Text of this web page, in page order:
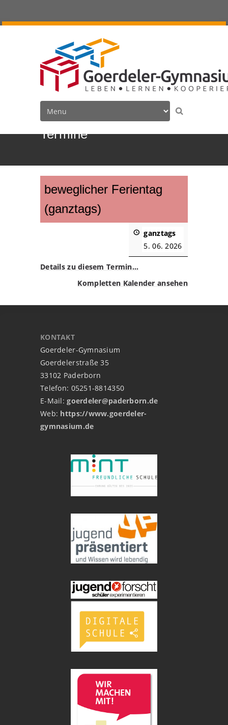
Termine
beweglicher Ferientag
(ganztags)
ganztags
5. 06. 2026
Details zu diesem Termin…
Kompletten Kalender ansehen
KONTAKT
Goerdeler-Gymnasium
Goerdelerstraße 35
33102 Paderborn
Telefon: 05251-8814350
E-Mail:goerdeler@paderborn.de
Web: https://www.goerdeler-
gymnasium.de